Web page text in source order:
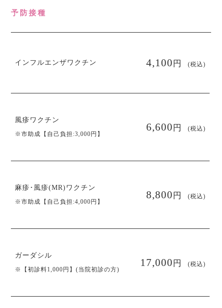
予防接種
インフルエンザワクチン 4,100円 (税込)
風疹ワクチン
※市助成【自己負担:3,000円】
6,600円 (税込)
麻疹･風疹(MR)ワクチン
※市助成【自己負担:4,000円】
8,800円 (税込)
ガーダシル
※【初診料1,000円】(当院初診の方)
17,000円 (税込)